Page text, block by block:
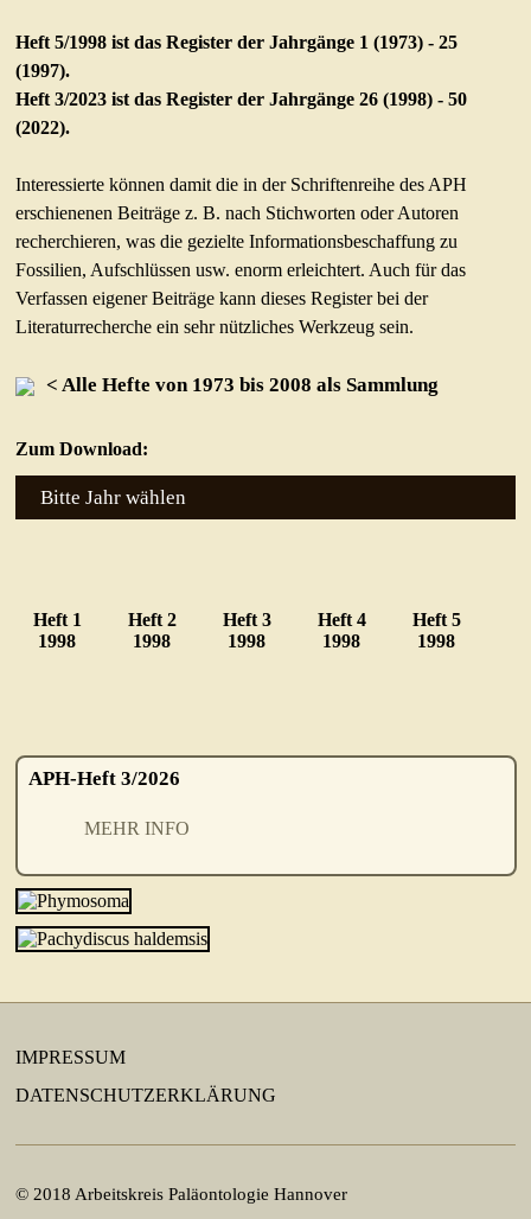
Download alter Hefte
Sonderhefte/-bände
Service für Autoren
Literaturhinweise
Links
GEO KARTEN
KONTAKT
Heft 5/1998 ist das Register der Jahrgänge 1 (1973) - 25
(1997).
Heft 3/2023 ist das Register der Jahrgänge 26 (1998) - 50
(2022).
Interessierte können damit die in der Schriftenreihe des APH
erschienenen Beiträge z. B. nach Stichworten oder Autoren
recherchieren, was die gezielte Informationsbeschaffung zu
Fossilien, Aufschlüssen usw. enorm erleichtert. Auch für das
Verfassen eigener Beiträge kann dieses Register bei der
Literaturrecherche ein sehr nützliches Werkzeug sein.
< Alle Hefte von 1973 bis 2008 als Sammlung
Zum Download:
Bitte Jahr wählen
Heft 1
1998
Heft 2
1998
Heft 3
1998
Heft 4
1998
Heft 5
1998
APH-Heft 3/2026
MEHR INFO
IMPRESSUM
DATENSCHUTZERKLÄRUNG
© 2018 Arbeitskreis Paläontologie Hannover